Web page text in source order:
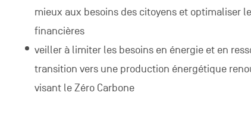
mieux aux besoins des citoyens et optimaliser
financières
veiller à limiter les besoins en énergie et en
transition vers une production énergétique
visant le Zéro Carbone